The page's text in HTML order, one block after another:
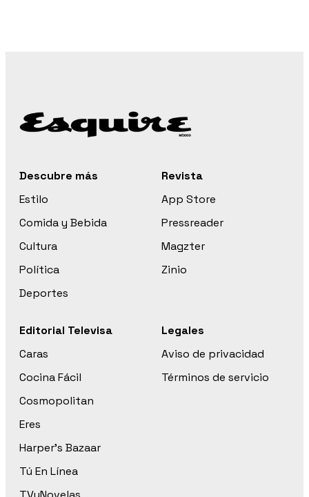
Descubre más
Estilo
Comida y Bebida
Cultura
Política
Deportes
Revista
App Store
Pressreader
Magzter
Zinio
Editorial Televisa
Caras
Cocina Fácil
Cosmopolitan
Eres
Harper’s Bazaar
Tú En Línea
Legales
Aviso de privacidad
Términos de servicio